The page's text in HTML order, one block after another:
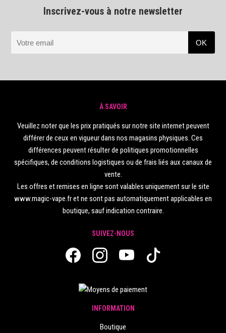
Inscrivez-vous à notre newsletter
À SAVOIR
Veuillez noter que les prix pratiqués sur notre site internet peuvent
différer de ceux en vigueur dans nos magasins physiques. Ces
différences peuvent résulter de politiques promotionnelles
spécifiques, de conditions logistiques ou de frais liés aux canaux de
vente.
Les offres et remises en ligne sont valables uniquement sur le site
www.magic-vape.fr et ne sont pas automatiquement applicables en
boutique, sauf indication contraire.
SUIVEZ-NOUS
INFORMATION
Boutique